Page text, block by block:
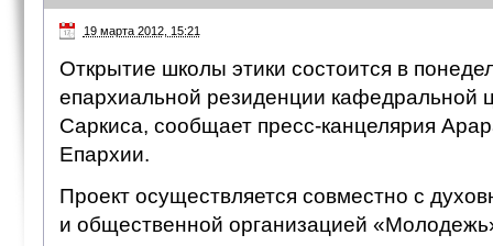
19 марта 2012, 15:21
Открытие школы этики состоится в
епархиальной резиденции кафедральной
Саркиса, сообщает пресс-канцелярия
Епархии.
Проект осуществляется совместно с
и общественной организацией